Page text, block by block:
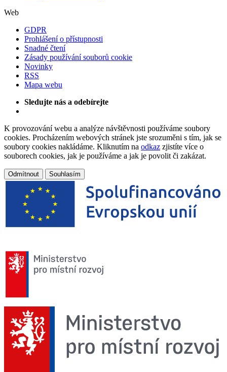
Web
GDPR
Prohlášení o přístupnosti
Snadné čtení
Zásady používání souborů cookie
Novinky
RSS
Mapa webu
Sledujte nás a odebírejte
K provozování webu a analýze návštěvnosti používáme soubory
cookies. Procházením webových stránek jste srozuměni s tím, jak se
soubory cookies nakládáme. Kliknutím na odkaz zjistíte více o
souborech cookies, jak je používáme a jak je povolit či zakázat.
Odmítnout Souhlasím